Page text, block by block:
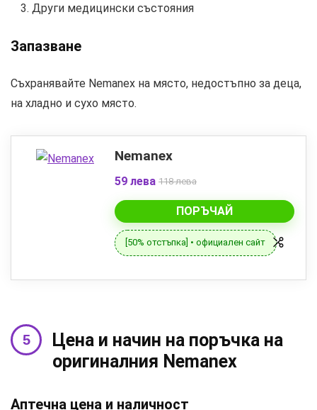
Други медицински състояния
Запазване
Съхранявайте Nemanex на място, недостъпно за деца,
на хладно и сухо място.
Nemanex
59 лева 118 лева
ПОРЪЧАЙ
[50% отстъпка] • официален сайт
Цена и начин на поръчка на
оригиналния Nemanex
Аптечна цена и наличност